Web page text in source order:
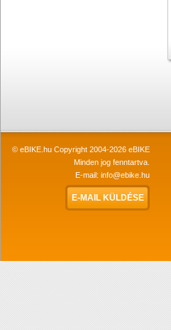
© eBIKE.hu Copyright 2004-2026 eBIKE
Minden jog fenntartva.
E-mail: info@ebike.hu
E-MAIL KÜLDÉSE